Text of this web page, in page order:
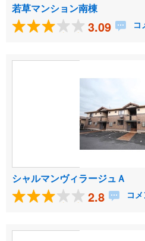
若草マンション南棟
3.09 コ
シャルマンヴィラージュＡ
2.8 コ